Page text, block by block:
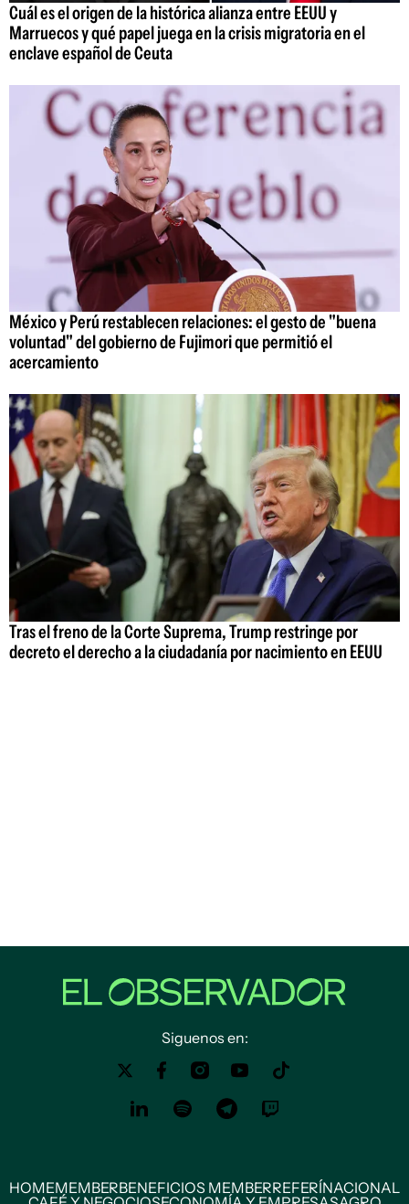
Cuál es el origen de la histórica alianza entre EEUU y
Marruecos y qué papel juega en la crisis migratoria en el
enclave español de Ceuta
México y Perú restablecen relaciones: el gesto de "buena
voluntad" del gobierno de Fujimori que permitió el
acercamiento
Tras el freno de la Corte Suprema, Trump restringe por
decreto el derecho a la ciudadanía por nacimiento en EEUU
Siguenos en:
HOMEMEMBERBENEFICIOS MEMBERREFERÍNACIONAL